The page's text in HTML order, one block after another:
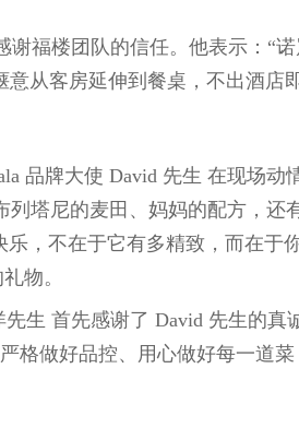
福楼团队的信任。他表示：“
从客房延伸到餐桌，不出酒店
品牌大使 David 先生 在现场动
塔尼的麦田、妈妈的配方，还
，不在于它有多精致，而在于
物。
生 首先感谢了 David 先生的真
格做好品控、用心做好每一道